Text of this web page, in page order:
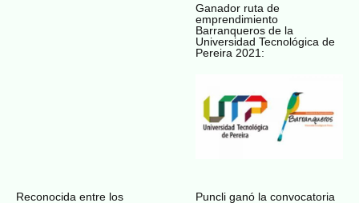
Ganador ruta de
emprendimiento
Barranqueros de la
Universidad Tecnológica de
Pereira 2021:
Reconocida entre los
Puncli ganó la convocatoria